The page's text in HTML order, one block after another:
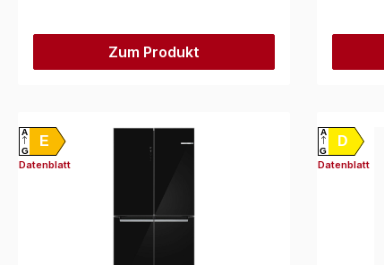
Zum Produkt
E
A
G
Datenblatt
D
A
G
Datenblatt